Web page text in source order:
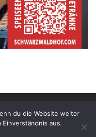
Impressionen. Alle
von
du die Website weiter
aus.